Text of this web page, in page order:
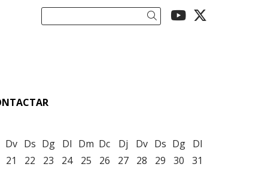
Link a
Cercar
Dv
21
Ds
22
Dg
23
Dl
24
Dm
25
Dc
26
Dj
27
Dv
28
Ds
29
Dg
30
Dl
31